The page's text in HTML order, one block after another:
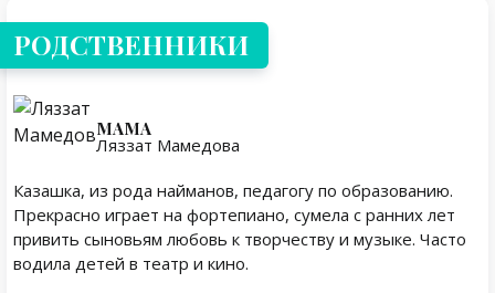
РОДСТВЕННИКИ
МАМА
Ляззат Мамедова
Казашка, из рода найманов, педагогу по образованию.
Прекрасно играет на фортепиано, сумела с ранних лет
привить сыновьям любовь к творчеству и музыке. Часто
водила детей в театр и кино.